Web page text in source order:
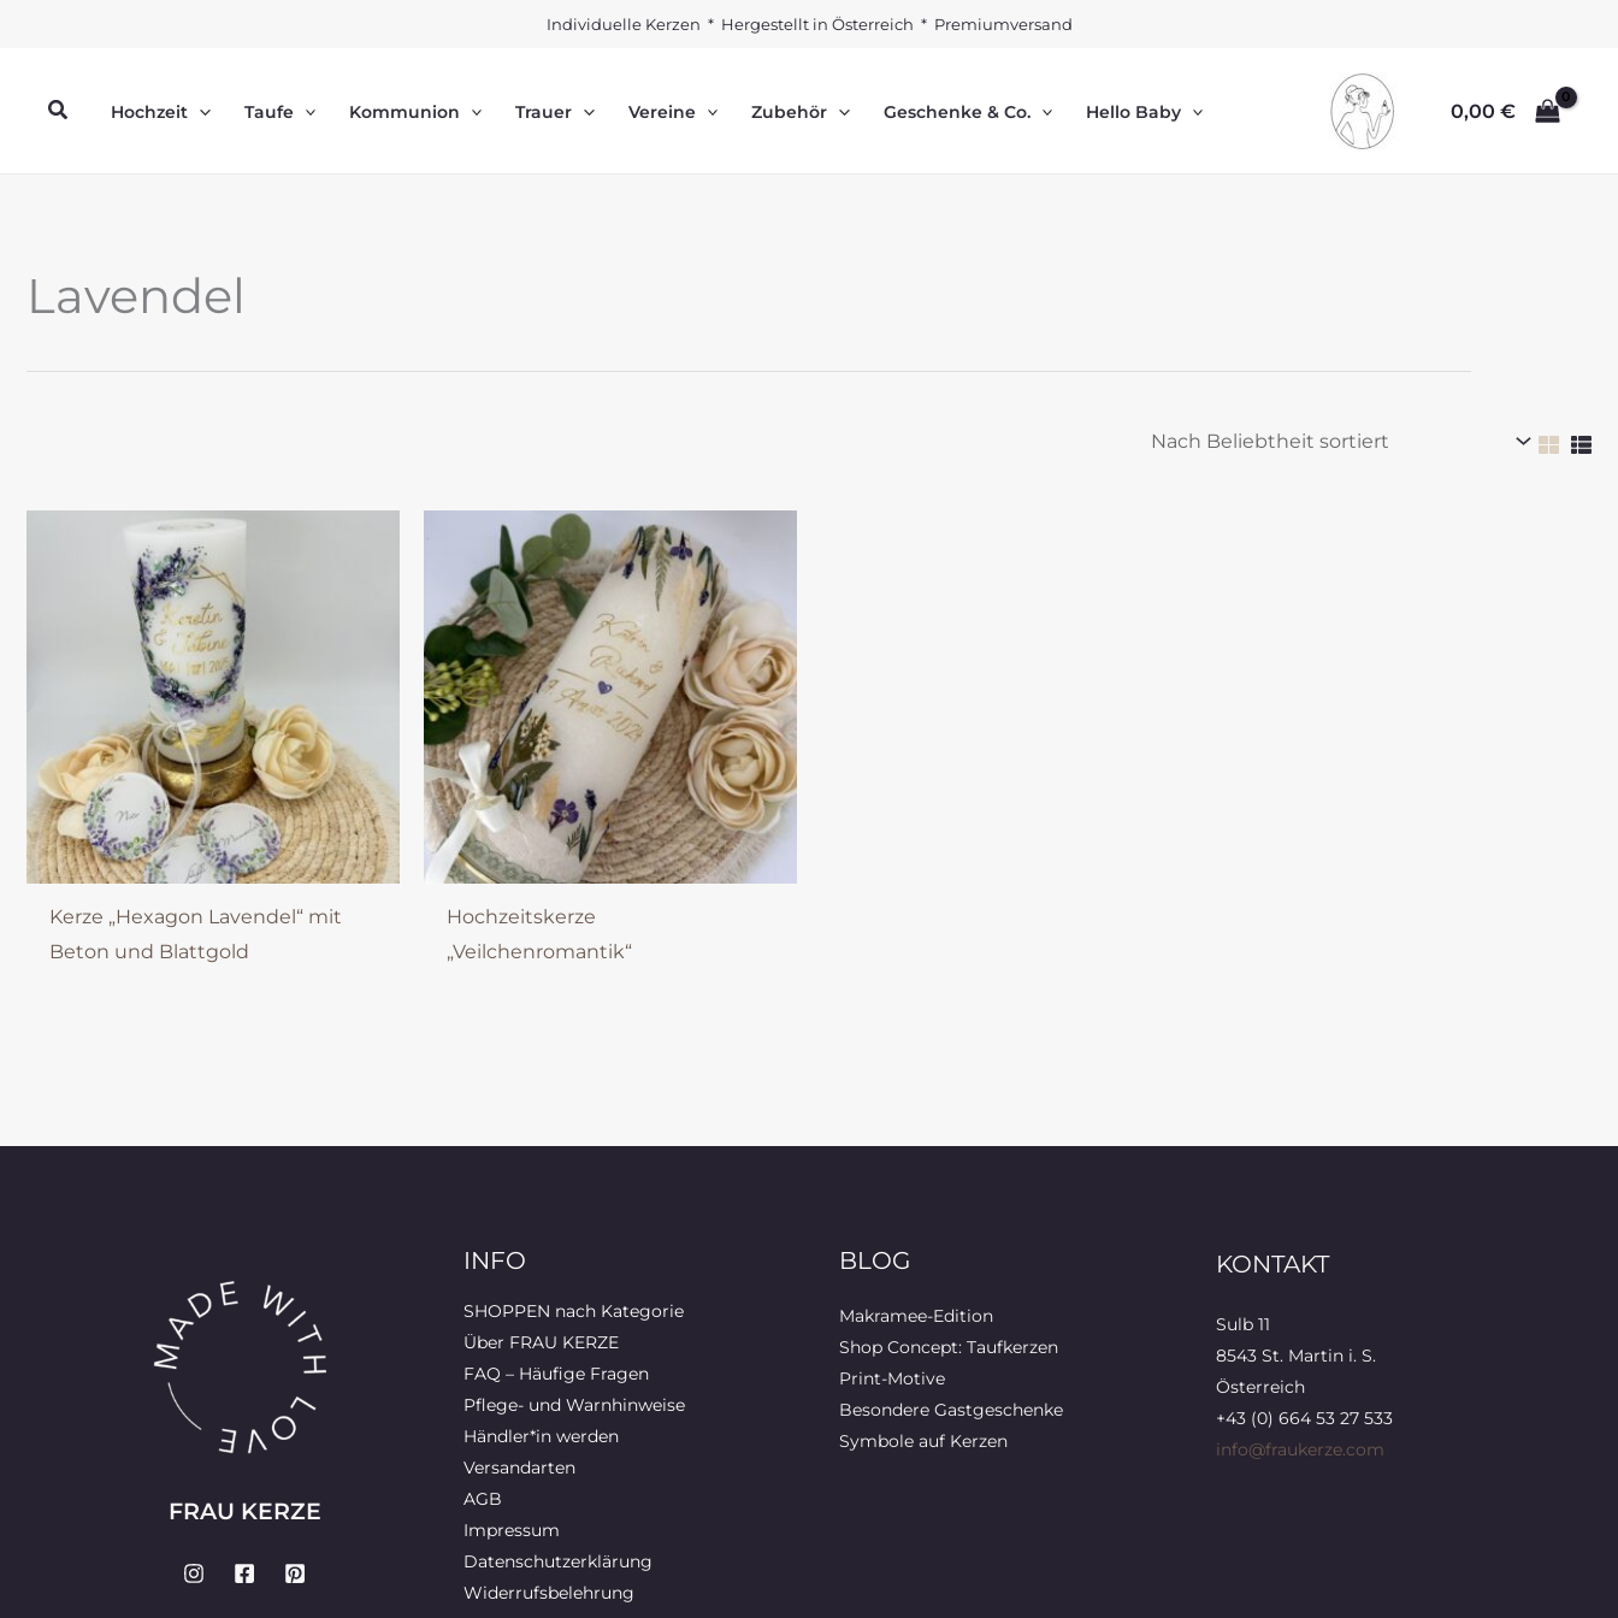
Individuelle Kerzen * Hergestellt in Österreich * Premiumversand
SuchenHochzeit Taufe Kommunion Trauer Vereine Zubehör Geschenke & Co. Hello Baby 0,00 €
Lavendel
Kerze „Hexagon Lavendel“ mit
Beton und Blattgold
Hochzeitskerze
„Veilchenromantik“
FRAU KERZE
INFO
SHOPPEN nach Kategorie
Über FRAU KERZE
FAQ – Häufige Fragen
Pflege- und Warnhinweise
Händler*in werden
Versandarten
AGB
Impressum
Datenschutzerklärung
Widerrufsbelehrung
BLOG
Makramee-Edition
Shop Concept: Taufkerzen
Print-Motive
Besondere Gastgeschenke
Symbole auf Kerzen
KONTAKT
Sulb 11
8543 St. Martin i. S.
Österreich
+43 (0) 664 53 27 533
info@fraukerze.com